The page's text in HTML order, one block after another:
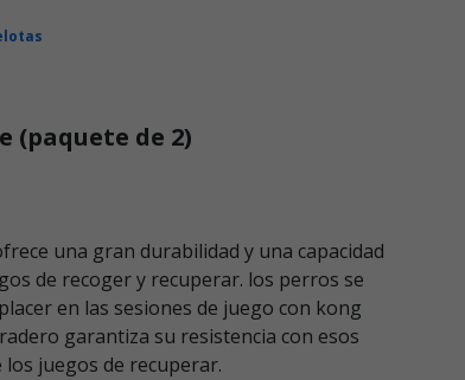
(paquete de 2)
una gran durabilidad y una capacidad
de recoger y recuperar. los perros se
en las sesiones de juego con kong
garantiza su resistencia con esos
juegos de recuperar.